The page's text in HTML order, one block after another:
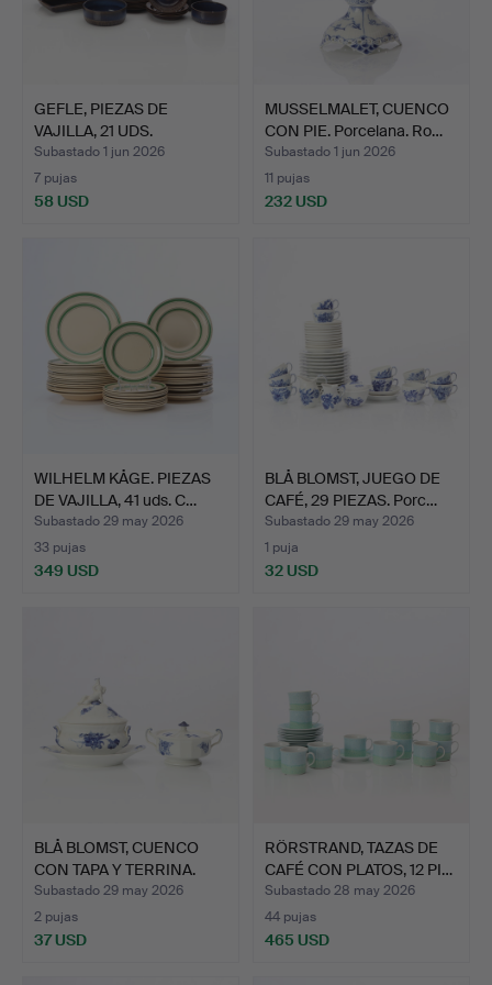
GEFLE, PIEZAS DE
VAJILLA, 21 UDS.
Cerámica…
Subastado 1 jun 2026
7 pujas
58 USD
MUSSELMALET, CUENCO
CON PIE. Porcelana. Ro…
Subastado 1 jun 2026
11 pujas
232 USD
WILHELM KÅGE. PIEZAS
DE VAJILLA, 41 uds. C…
Subastado 29 may 2026
33 pujas
349 USD
BLÅ BLOMST, JUEGO DE
CAFÉ, 29 PIEZAS. Porc…
Subastado 29 may 2026
1 puja
32 USD
BLÅ BLOMST, CUENCO
CON TAPA Y TERRINA.
Por…
Subastado 29 may 2026
2 pujas
37 USD
RÖRSTRAND, TAZAS DE
CAFÉ CON PLATOS, 12 PI…
Subastado 28 may 2026
44 pujas
465 USD